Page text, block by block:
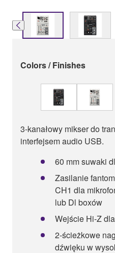
Colors / Finishes
3-kanałowy mikser do
interfejsem audio USB.
60 mm suwaki
Zasilanie
CH1 dla
lub Dl boxów
Wejście Hi-Z
2-ścieżkowe
dźwięku w